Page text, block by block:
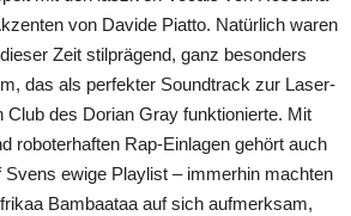
von Davide Piatto. Natürlich waren
Zeit stilprägend, ganz besonders
das als perfekter Soundtrack zur Laser-
Club des Dorian Gray funktionierte. Mit
roboterhaften Rap-Einlagen gehört auch
Svens ewige Playlist – immerhin machten
Bambaataa auf sich aufmerksam,